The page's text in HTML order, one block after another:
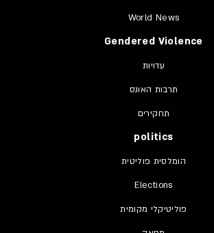
World News
Gendered Violence
עדויות
תרבות האונס
תחקירים
politics
הומלסית פוליטית
Elections
פוליטיקלי מקומית